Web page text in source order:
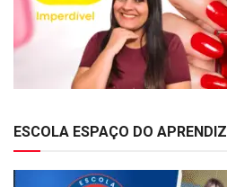
ESCOLA ESPAÇO DO APRENDIZ